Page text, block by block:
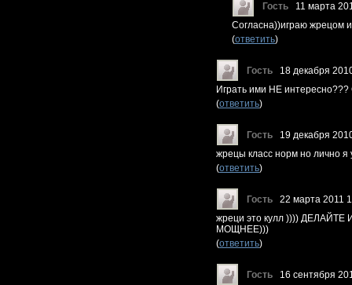
Гость
11 марта
Согласна))играю жрецом
(ответить)
Гость
18 декабря
Играть ими НЕ
(ответить)
Гость
19 декабря
жрецы класс норм но лично я
(ответить)
Гость
22 марта 2011
жреци это кулл ))))
МОЩНЕЕ)))
(ответить)
Гость 16 сентября